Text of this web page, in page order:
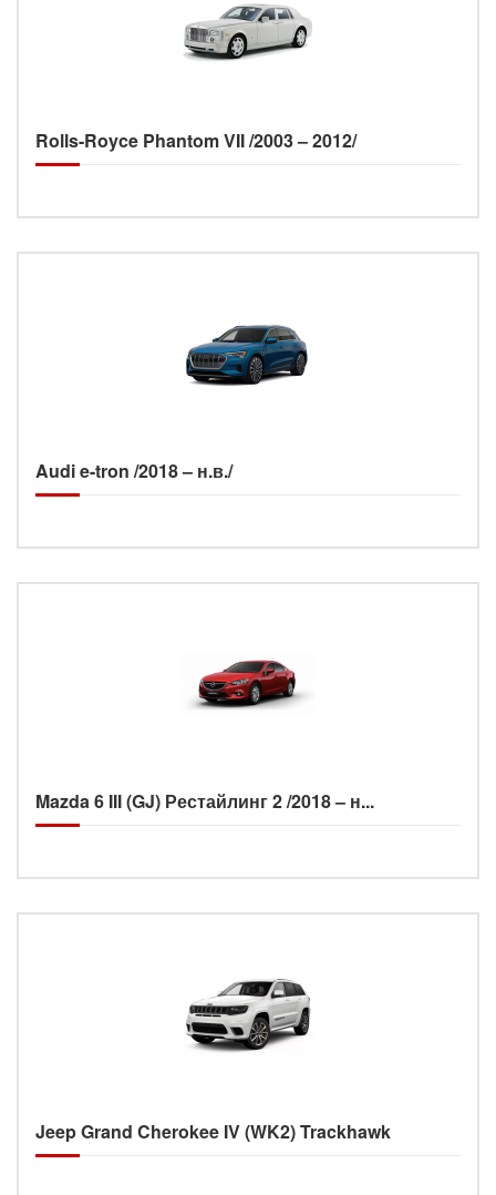
Rolls-Royce Phantom VII /2003 – 2012/
Audi e-tron /2018 – н.в./
Mazda 6 III (GJ) Рестайлинг 2 /2018 – н...
Jeep Grand Cherokee IV (WK2) Trackhawk